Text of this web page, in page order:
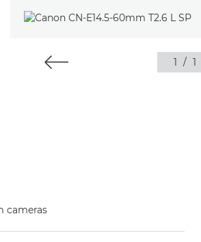
1 / 1
cameras